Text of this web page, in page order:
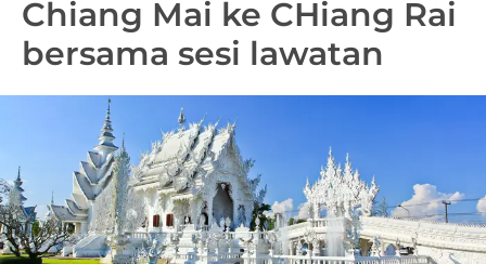
Chiang Mai ke CHiang Rai
bersama sesi lawatan